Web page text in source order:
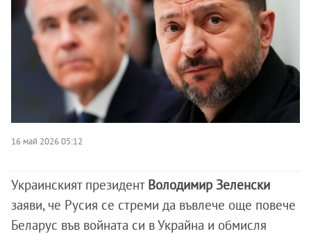
16 май 2026 05:12
Украинският президент Володимир Зеленски
заяви, че Русия се стреми да въвлече още повече
Беларус във войната си в Украйна и обмисля